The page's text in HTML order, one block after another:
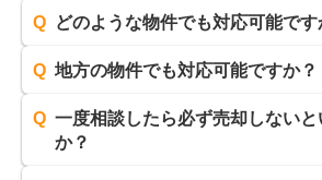
Q どのような物件でも対応可能です
Q 地方の物件でも対応可能ですか？
Q 一度相談したら必ず売却しない
か？